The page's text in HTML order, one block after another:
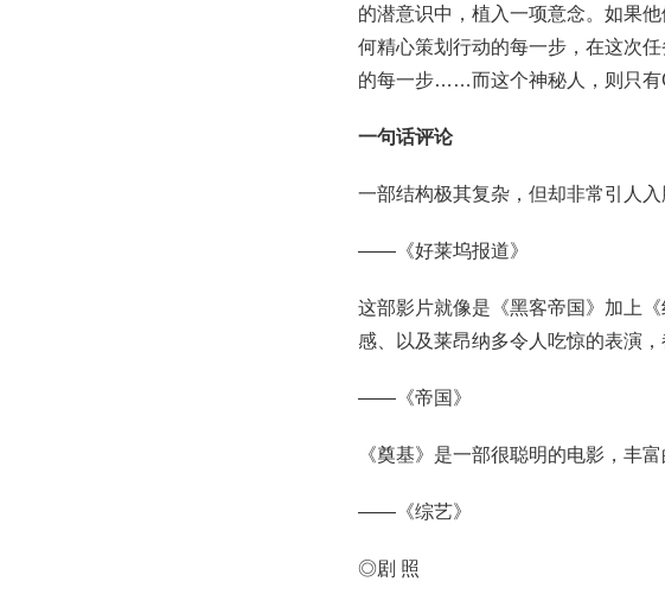
的潜意识中，植入一项意念。如果
何精心策划行动的每一步，在这次
的每一步……而这个神秘人，则只
一句话评论
一部结构极其复杂，但却非常引人入
——《好莱坞报道》
这部影片就像是《黑客帝国》加上
感、以及莱昂纳多令人吃惊的表演
——《帝国》
《奠基》是一部很聪明的电影，丰
——《综艺》
◎剧 照